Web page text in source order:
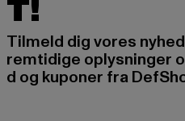
T!
Tilmeld dig vores
remtidige oplysninger
d og kuponer fra